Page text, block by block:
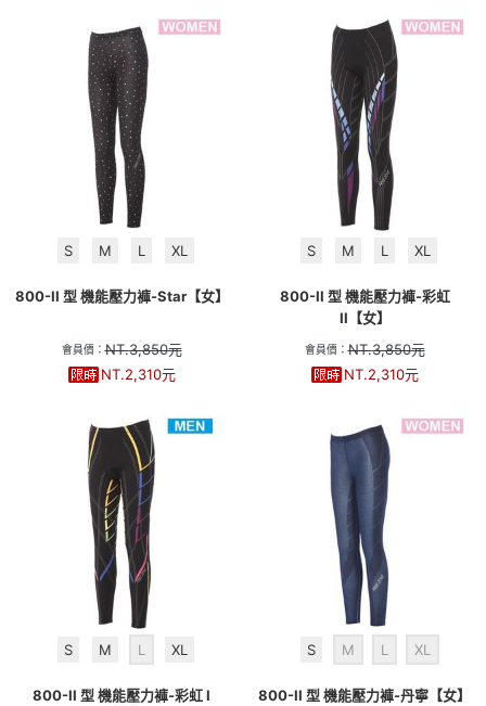
S M L XL
800-II 型 機能壓力褲-Star【女】
會員價：NT.3,850元
NT.2,310元
S M L XL
800-II 型 機能壓力褲-彩虹
II【女】
會員價：NT.3,850元
NT.2,310元
S M L XL
800-II 型 機能壓力褲-彩虹 I
S M L XL
800-II 型 機能壓力褲-丹寧【女】